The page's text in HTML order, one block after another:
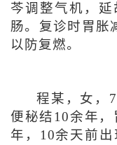
芩调整气机，延
肠。复诊时胃胀
以防复燃。
程某，女，
便秘结10余年
年，10余天前